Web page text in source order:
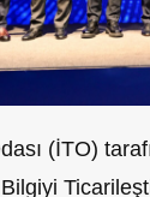
(İTO)